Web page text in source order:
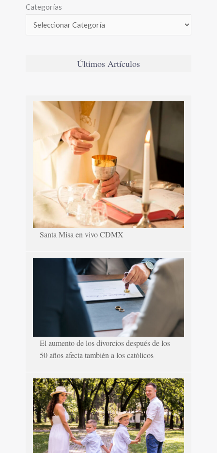
Categorías
Últimos Artículos
Santa Misa en vivo CDMX
El aumento de los divorcios después de los
50 años afecta también a los católicos